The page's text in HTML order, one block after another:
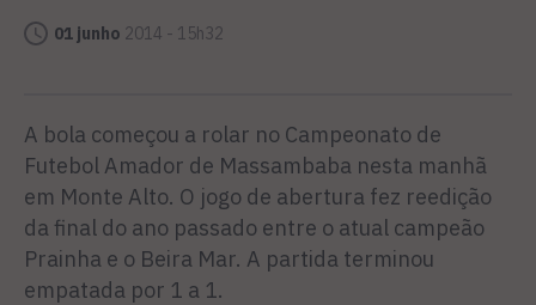
01 junho 2014 - 15h32
A bola começou a rolar no Campeonato de
Futebol Amador de Massambaba nesta manhã
em Monte Alto. O jogo de abertura fez reedição
da final do ano passado entre o atual campeão
Prainha e o Beira Mar. A partida terminou
empatada por 1 a 1.